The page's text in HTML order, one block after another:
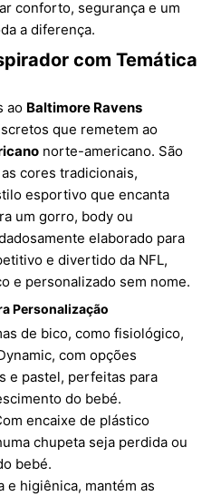
conforto, segurança e um
a diferença.
com Temática
ao Baltimore Ravens
que remetem ao
norte-americano. São
cores tradicionais,
esportivo que encanta
um gorro, body ou
elaborado para
e divertido da NFL,
e personalizado sem nome.
Personalização
de bico, como fisiológico,
com opções
e pastel, perfeitas para
do bebé.
encaixe de plástico
chupeta seja perdida ou
bebé.
e higiênica, mantém as